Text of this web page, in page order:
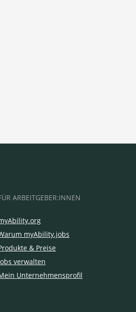
ARBEITGEBER:INNEN
myAbility.jobs
& Preise
verwalten
Unternehmensprofil